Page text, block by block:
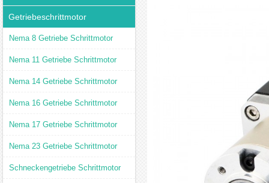
Getriebeschrittmotor
Nema 8 Getriebe Schrittmotor
Nema 11 Getriebe Schrittmotor
Nema 14 Getriebe Schrittmotor
Nema 16 Getriebe Schrittmotor
Nema 17 Getriebe Schrittmotor
Nema 23 Getriebe Schrittmotor
Schneckengetriebe Schrittmotor